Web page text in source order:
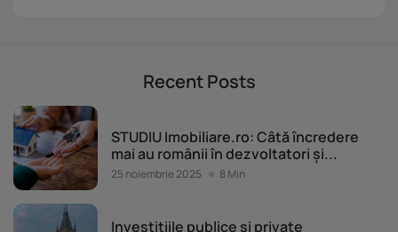
Recent Posts
STUDIU Imobiliare.ro: Câtă încredere
mai au românii în dezvoltatori și...
25 noiembrie 2025 8 Min
Investițiile publice și private